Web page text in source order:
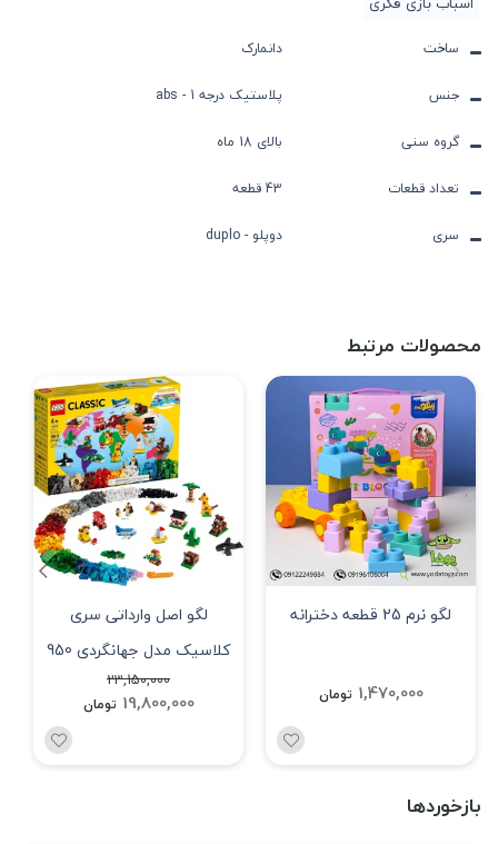
ساخت
دانمارک
جنس
پلاستیک درجه 1 - abs
گروه سنی
بالای 18 ماه
تعداد قطعات
43 قطعه
سری
دوپلو - duplo
محصولات مرتبط
لگو نرم 25 قطعه دخترانه
1,470,000 تومان
لگو اصل وارداتی سری
کلاسیک مدل جهانگردی 950
قطعه کد 11015
23,150,000
19,800,000 تومان
بازخوردها